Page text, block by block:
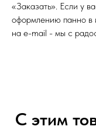
«Заказать». Если у
оформлению панно в
на e-mail - мы с
С этим